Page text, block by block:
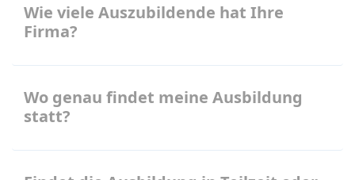
Wie viele Auszubildende hat Ihre
Firma?
Wo genau findet meine Ausbildung
statt?